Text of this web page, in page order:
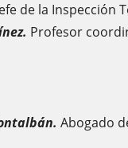
de la Inspección
Profesor
Abogado